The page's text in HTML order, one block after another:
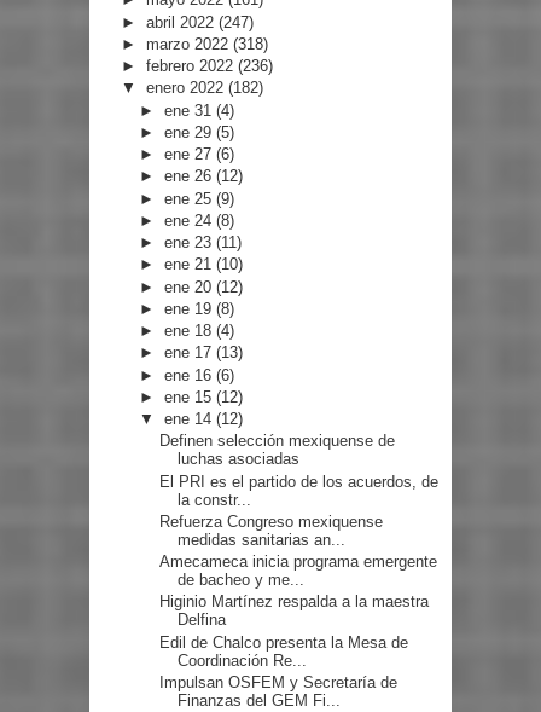
► abril 2022 (247)
► marzo 2022 (318)
► febrero 2022 (236)
▼ enero 2022 (182)
►ene 31(4)
►ene 29(5)
►ene 27(6)
►ene 26(12)
►ene 25(9)
►ene 24(8)
►ene 23(11)
►ene 21(10)
►ene 20(12)
►ene 19(8)
►ene 18(4)
►ene 17(13)
►ene 16(6)
►ene 15(12)
▼ene 14(12)
Definen selección mexiquense de
luchas asociadas
El PRI es el partido de los acuerdos, de
la constr...
Refuerza Congreso mexiquense
medidas sanitarias an...
Amecameca inicia programa emergente
de bacheo y me...
Higinio Martínez respalda a la maestra
Delfina
Edil de Chalco presenta la Mesa de
Coordinación Re...
Impulsan OSFEM y Secretaría de
Finanzas del GEM Fi...